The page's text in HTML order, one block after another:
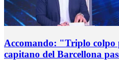
Accomando: "Triplo
capitano del Barcellona